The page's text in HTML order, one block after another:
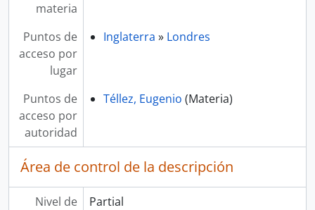
materia
Puntos de
acceso por
lugar
Inglaterra » Londres
Puntos de
acceso por
autoridad
Téllez, Eugenio (Materia)
Área de control de la descripción
Nivel de
Partial